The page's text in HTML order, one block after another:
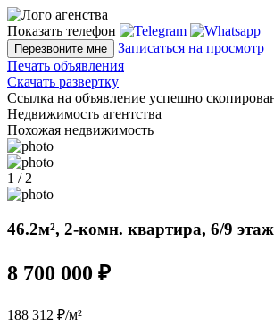
Показать телефон
Перезвоните мне
Записаться на просмотр
Печать объявления
Скачать развертку
Ссылка на объявление успешно
Недвижимость агентства
Похожая недвижимость
1 / 2
46.2м², 2-комн. квартира, 6/9 этаж
8 700 000 ₽
188 312 ₽/м²